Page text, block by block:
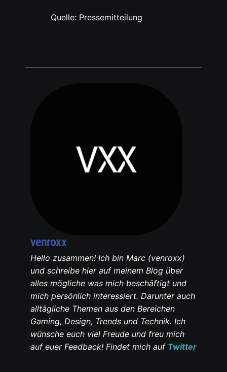
Quelle: Pressemitteilung
venroxx
Hello zusammen! Ich bin Marc (venroxx)
und schreibe hier auf meinem Blog über
alles mögliche was mich beschäftigt und
mich persönlich interessiert. Darunter auch
alltägliche Themen aus den Bereichen
Gaming, Design, Trends und Technik. Ich
wünsche euch viel Freude und freu mich
auf euer Feedback! Findet mich auf Twitter